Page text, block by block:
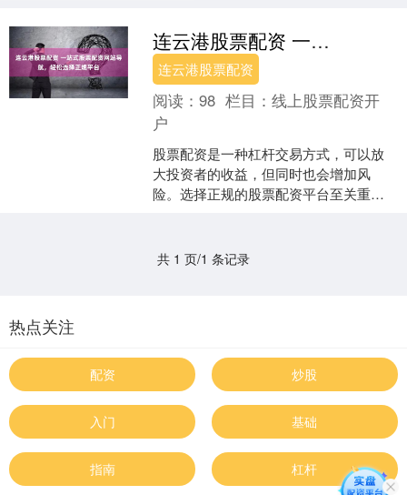
连云港股票配资 一站式股票配资网站导航，轻松选择正规平台
连云港股票配资
阅读：98 栏目：线上股票配资开
户
股票配资是一种杠杆交易方式，可以放
大投资者的收益，但同时也会增加风
险。选择正规的股票配资平台至关重
共 1 页/1 条记录
热点关注
配资 炒股
入门 基础
指南 杠杆